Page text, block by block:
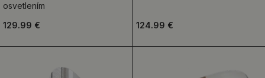
osvetlením
129.99 €
124.99 €